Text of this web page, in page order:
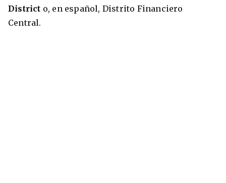
District o, en español, Distrito Financiero
Central.